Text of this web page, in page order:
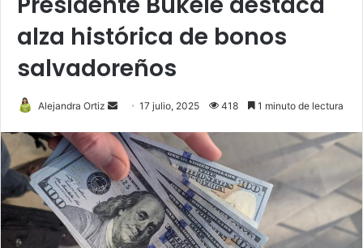
alza histórica de bonos
salvadoreños
Alejandra Ortiz
Send
email
17 julio, 2025 418 1 minuto de lectura